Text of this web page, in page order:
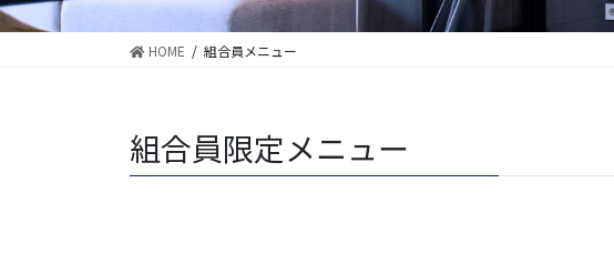
HOME 組合員メニュー
組合員限定メニュー